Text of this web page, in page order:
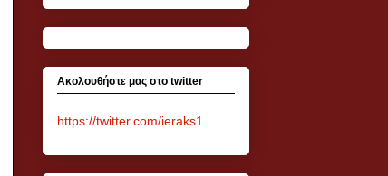
Ακολουθήστε μας στο twitter
https://twitter.com/ieraks1